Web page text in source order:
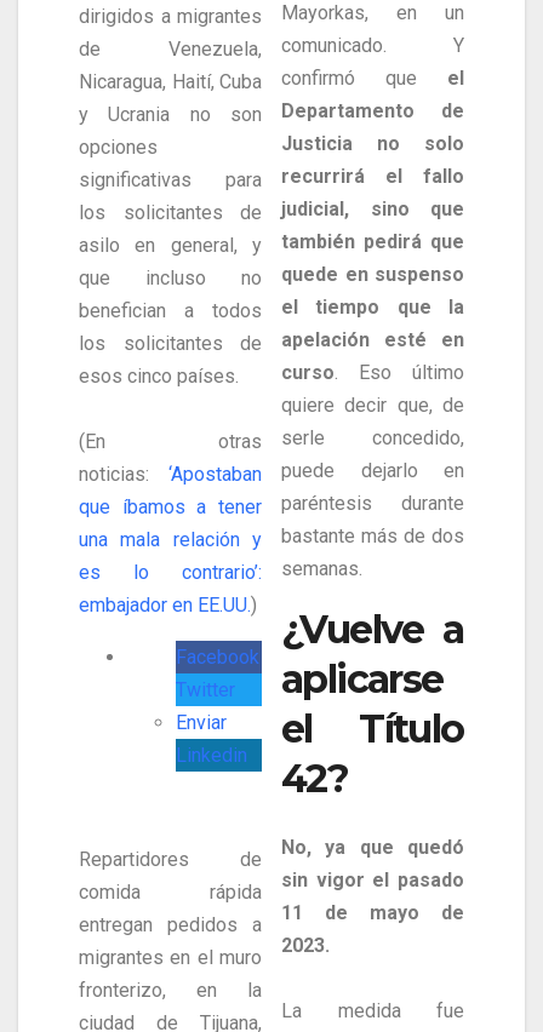
dirigidos a migrantes
de Venezuela,
Nicaragua, Haití, Cuba
y Ucrania no son
opciones
significativas para
los solicitantes de
asilo en general, y
que incluso no
benefician a todos
los solicitantes de
esos cinco países.
(En otras
noticias: ‘Apostaban
que íbamos a tener
una mala relación y
es lo contrario’:
embajador en EE.UU.)
Facebook
Twitter
Enviar
Linkedin
Repartidores de
comida rápida
entregan pedidos a
migrantes en el muro
fronterizo, en la
ciudad de Tijuana,
Mayorkas, en un
comunicado. Y
confirmó que el
Departamento de
Justicia no solo
recurrirá el fallo
judicial, sino que
también pedirá que
quede en suspenso
el tiempo que la
apelación esté en
curso. Eso último
quiere decir que, de
serle concedido,
puede dejarlo en
paréntesis durante
bastante más de dos
semanas.
¿Vuelve a
aplicarse
el Título
42?
No, ya que quedó
sin vigor el pasado
11 de mayo de
2023.
La medida fue